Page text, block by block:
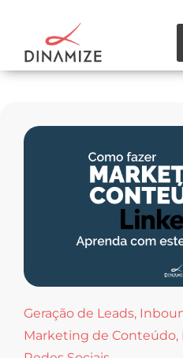
Geração de Leads,
Marketing de Conteúdo,